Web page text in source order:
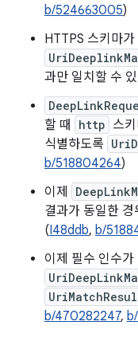
b/524663005)
HTTPS 스키마
과만 일치할 수
할 때
http 스
식별하도록
b/518804264)
이제
결과가 동일한
(I48ddb, b/
이제 필수 인수
b/470282247,